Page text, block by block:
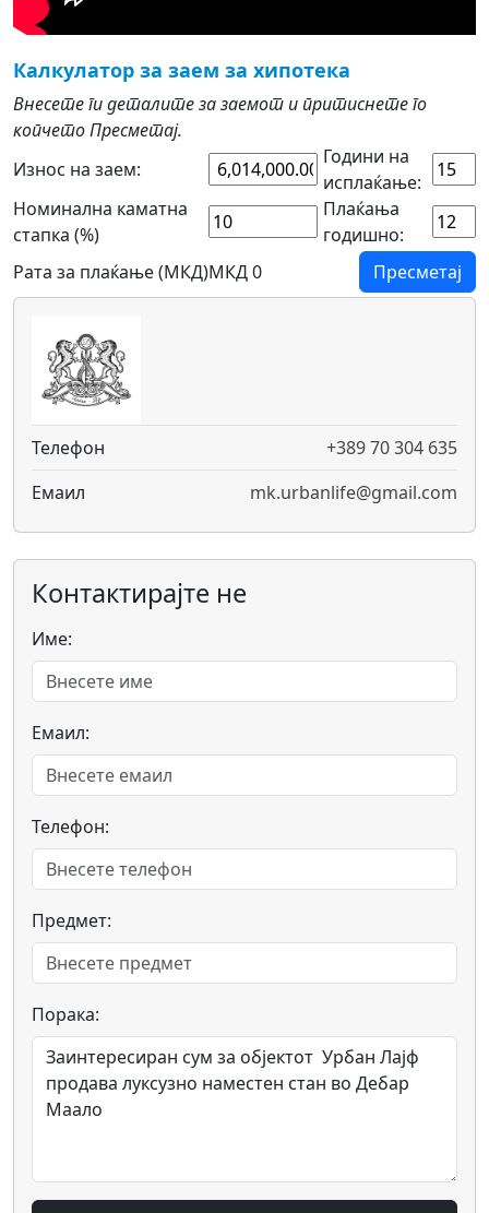
Калкулатор за заем за хипотека
Внесете ги деталите за заемот и притиснете го
копчето Пресметај.
Износ на заем:
Години на
исплаќање:
Номинална каматна
стапка (%)
Плаќања
годишно:
Рата за плаќање (МКД)МКД 0 Пресметај
Телефон
+389 70 304 635
Емаил
mk.urbanlife@gmail.com
Контактирајте не
Име:
Емаил:
Телефон:
Предмет:
Порака: